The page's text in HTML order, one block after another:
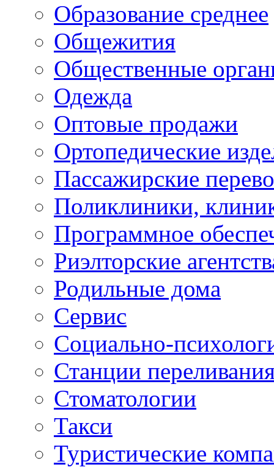
Образование среднее
Общежития
Общественные
Одежда
Оптовые продажи
Ортопедические
Пассажирские
Поликлиники,
Программное
Риэлторские
Родильные дома
Сервис
Социально-
Станции
Стоматологии
Такси
Туристические